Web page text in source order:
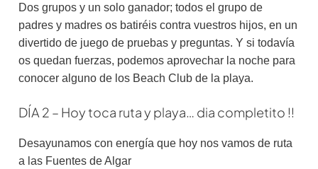
Dos grupos y un solo ganador; todos el grupo de
padres y madres os batiréis contra vuestros hijos, en un
divertido de juego de pruebas y preguntas. Y si todavía
os quedan fuerzas, podemos aprovechar la noche para
conocer alguno de los Beach Club de la playa.
DÍA 2 – Hoy toca ruta y playa… dia completito !!
Desayunamos con energía que hoy nos vamos de ruta
a las Fuentes de Algar